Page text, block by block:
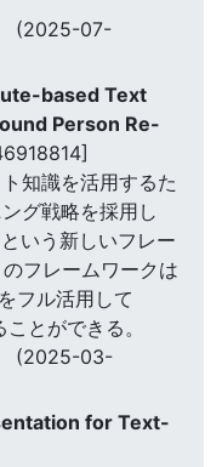
(2025-07-
based Text
Person Re-
知識を活用するた
グ戦略を採用し
いう新しいフレー
フレームワークは
フル活用して
とができる。
(2025-03-
for Text-